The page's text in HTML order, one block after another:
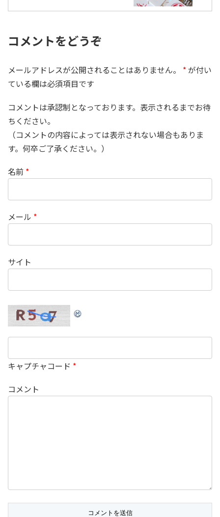
コメントをどうぞ
メールアドレスが公開されることはありません。 *が付い
ている欄は必須項目です
コメントは承認制となっております。表示されるまでお待
ちください。
（コメントの内容によっては表示されない場合もありま
す。何卒ご了承ください。）
名前 *
メール *
サイト
キャプチャコード *
コメント